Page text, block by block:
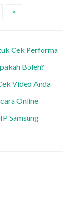
Cek Performa
Boleh?
Video Anda
Online
Samsung